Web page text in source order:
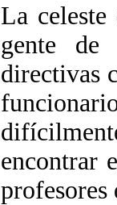
La
gente de
directivas
encontrar
profesores